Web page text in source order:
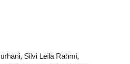
Silvi Leila Rahmi,